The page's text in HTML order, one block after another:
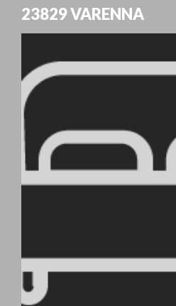
23829VARENNA